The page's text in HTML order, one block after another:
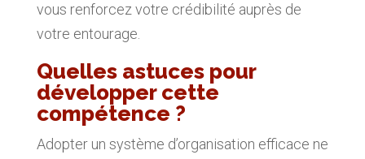
vous renforcez votre crédibilité auprès de
votre entourage.
Quelles astuces pour
développer cette
compétence ?
Adopter un système d’organisation efficace ne